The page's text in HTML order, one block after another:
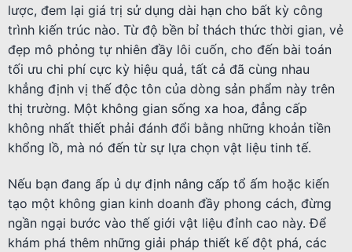
lược, đem lại giá trị sử dụng dài hạn cho bất kỳ công
trình kiến trúc nào. Từ độ bền bỉ thách thức thời gian, vẻ
đẹp mô phỏng tự nhiên đầy lôi cuốn, cho đến bài toán
tối ưu chi phí cực kỳ hiệu quả, tất cả đã cùng nhau
khẳng định vị thế độc tôn của dòng sản phẩm này trên
thị trường. Một không gian sống xa hoa, đẳng cấp
không nhất thiết phải đánh đổi bằng những khoản tiền
khổng lồ, mà nó đến từ sự lựa chọn vật liệu tinh tế.
Nếu bạn đang ấp ủ dự định nâng cấp tổ ấm hoặc kiến
tạo một không gian kinh doanh đầy phong cách, đừng
ngần ngại bước vào thế giới vật liệu đỉnh cao này. Để
khám phá thêm những giải pháp thiết kế đột phá, các